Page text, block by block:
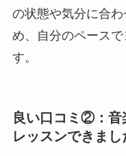
の状態や気分に合
め、自分のペース
す。
良い口コミ②：音
レッスンできまし